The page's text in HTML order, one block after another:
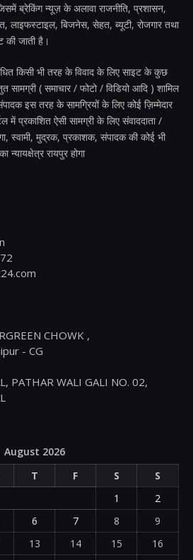
ब्रेकिंग न्यूज़ के अलावा राजनीति, प्रशासन,
लाइफस्टाइल, बिजनेस, सेहत, ब्यूटी, रोजगार तथा
की जाती है।
किसी भी तरह के विवाद के लिए साइट के कुछ
सामग्री ( समाचार / फोटो / विडियो आदि ) शामिल
इस तरह के सामग्रियों के लिए कोई ज़िम्मेदार
में प्रकाशित ऐसी सामग्री के लिए संवाददाता /
स्वामी, मुद्रक, प्रकाशक, संपादक की कोई भी
न्यायक्षेत्र रायपुर होगा
CHOWK ,
- CG
PATHAR WALI GALI NO. 02,
August 2026
T F S
S
1
2
6 7 8
9
13 14 15
16